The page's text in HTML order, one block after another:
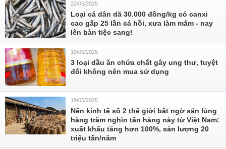
22/05/2025
Loại cá dân dã 30.000 đồng/kg có canxi
cao gấp 25 lần cá hồi, xưa làm mắm - nay
lên bàn tiệc sang!
19/05/2025
3 loại dầu ăn chứa chất gây ung thư, tuyệt
đối không nên mua sử dụng
19/05/2025
Nền kinh tế số 2 thế giới bất ngờ săn lùng
hàng trăm nghìn tấn hàng này từ Việt Nam:
xuất khẩu tăng hơn 100%, sản lượng 20
triệu tấn/năm